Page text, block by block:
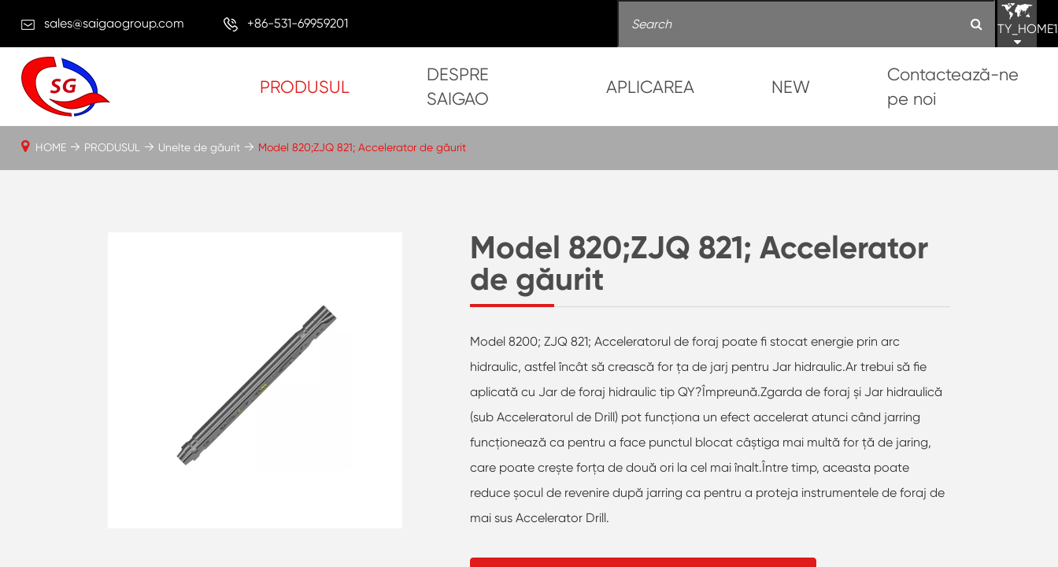
sales@saigaogroup.com +86-531-69959201
PRODUSUL
DESPRE
SAIGAO
APLICAREA NEW
Contactează-ne
pe noi
Model 820;ZJQ 821; Accelerator
de găurit
Model 8200; ZJQ 821; Acceleratorul de foraj poate fi stocat energie prin arc
hidraulic, astfel încât să crească for ța de jarj pentru Jar hidraulic.Ar trebui să fie
aplicată cu Jar de foraj hidraulic tip QY?Împreună.Zgarda de foraj și Jar hidraulică
(sub Acceleratorul de Drill) pot funcționa un efect accelerat atunci când jarring
funcționează ca pentru a face punctul blocat câștiga mai multă for ță de jaring,
care poate crește forța de două ori la cel mai înalt.Între timp, aceasta poate
reduce șocul de revenire după jarring ca pentru a proteja instrumentele de foraj de
mai sus Accelerator Drill.
HOME PRODUSUL Unelte de găurit Model 820;ZJQ 821; Accelerator de găurit